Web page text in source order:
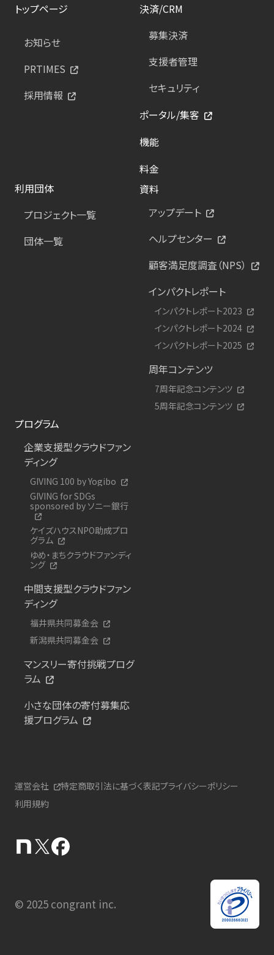
トップページ
お知らせ
PRTIMES
採用情報
決済/CRM
募集決済
支援者管理
セキュリティ
ポータル/集客
機能
料金
利用団体
プロジェクト一覧
団体一覧
資料
アップデート
ヘルプセンター
顧客満足度調査（NPS）
インパクトレポート
インパクトレポート2023
インパクトレポート2024
インパクトレポート2025
周年コンテンツ
7周年記念コンテンツ
5周年記念コンテンツ
プログラム
企業支援型クラウドファン
ディング
GIVING 100 by Yogibo
GIVING for SDGs
sponsored by ソニー銀行
ケイズハウスNPO助成プロ
グラム
ゆめ・まちクラウドファンディ
ング
中間支援型クラウドファン
ディング
福井県共同募金会
新潟県共同募金会
マンスリー寄付挑戦プログ
ラム
小さな団体の寄付募集応
援プログラム
運営会社 特定商取引法に基づく表記プライバシーポリシー
利用規約
© 2025 congrant inc.